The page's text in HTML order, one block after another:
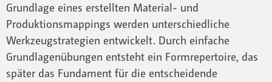
Grundlage eines erstellten Material- und
Produktionsmappings werden unterschiedliche
Werkzeugstrategien entwickelt. Durch einfache
Grundlagenübungen entsteht ein Formrepertoire, das
später das Fundament für die entscheidende